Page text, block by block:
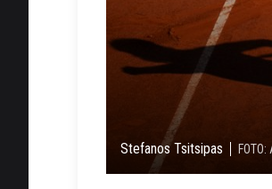
Stefanos Tsitsipas FOTO: